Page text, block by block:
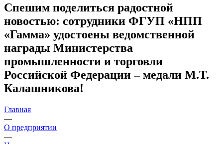
Спешим поделиться радостной
новостью: сотрудники ФГУП «НПП
«Гамма» удостоены ведомственной
награды Министерства
промышленности и торговли
Российской Федерации – медали М.Т.
Калашникова!
Главная
—
О предприятии
—